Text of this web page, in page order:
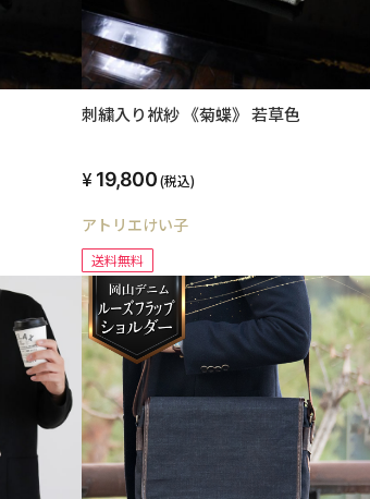
刺繍入り袱紗 《菊蝶》 若草色
19,800(税込)
アトリエけい子
送料無料